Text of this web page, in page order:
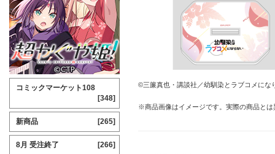
©三簾真也・講談社／幼馴染とラブコメにな
※商品画像はイメージです。実際の商品と
コミックマーケット108
[348]
新商品 [265]
8月 受注終了 [266]